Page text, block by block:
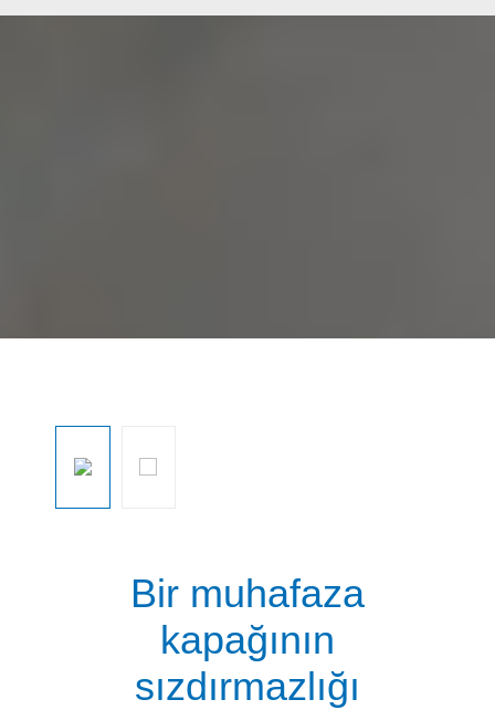
Bir muhafaza
kapağının
sızdırmazlığı